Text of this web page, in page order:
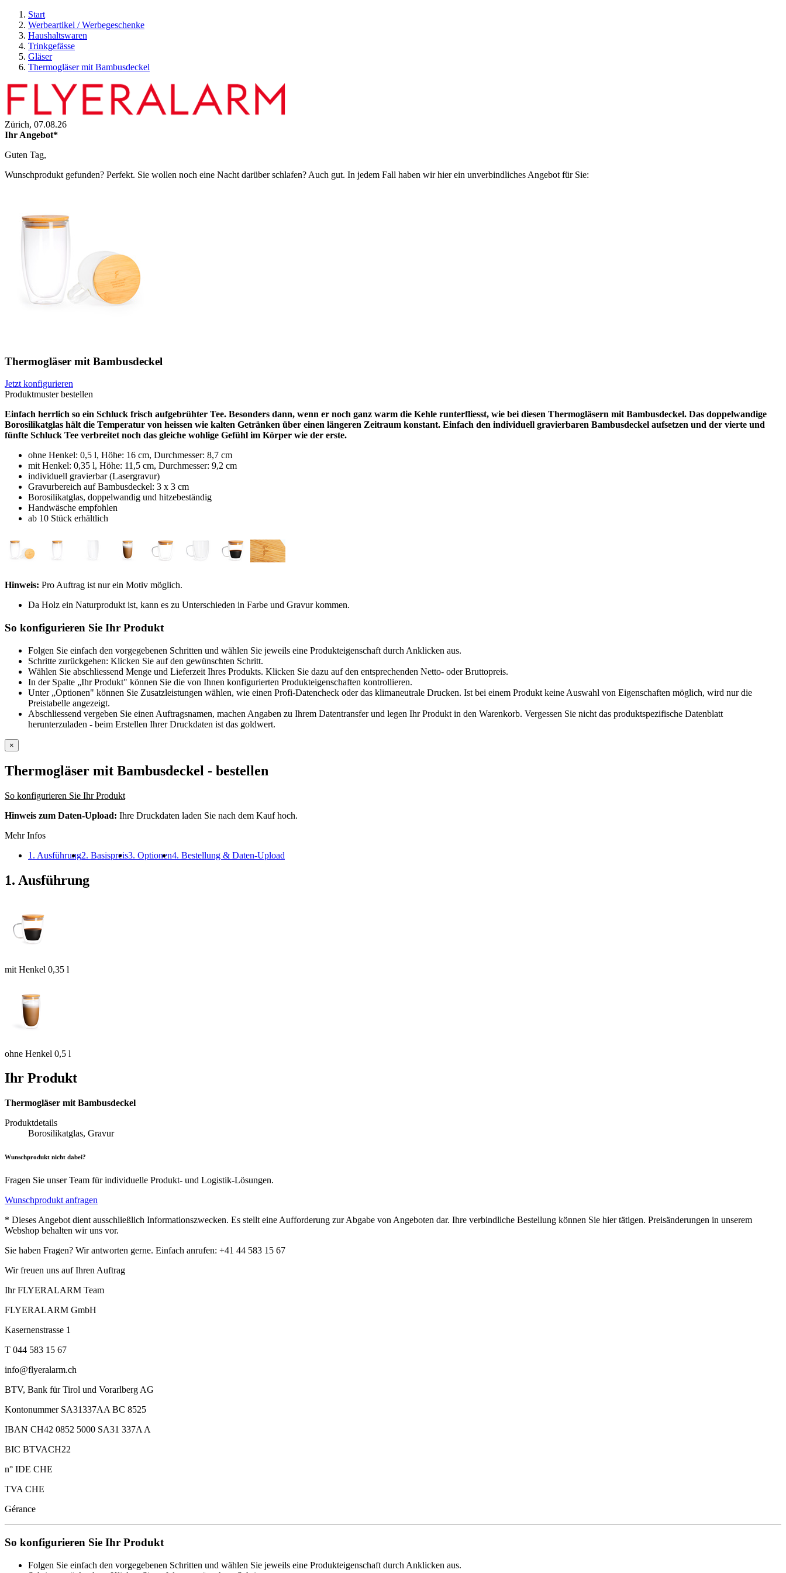
Start
Werbeartikel / Werbegeschenke
Haushaltswaren
Trinkgefässe
Gläser
Thermogläser mit Bambusdeckel
Zürich, 07.08.26
Ihr Angebot*
Guten Tag,
Wunschprodukt gefunden? Perfekt. Sie wollen noch eine Nacht darüber schlafen? Auch gut. In jedem Fall haben wir hier ein unverbindliches Angebot für Sie:
Thermogläser mit Bambusdeckel
Jetzt konfigurieren
Produktmuster bestellen
Einfach herrlich so ein Schluck frisch aufgebrühter Tee. Besonders dann, wenn er noch ganz warm die Kehle runterfliesst, wie bei diesen Thermogläsern mit Bambusdeckel. Das doppelwandige
Borosilikatglas hält die Temperatur von heissen wie kalten Getränken über einen längeren Zeitraum konstant. Einfach den individuell gravierbaren Bambusdeckel aufsetzen und der vierte und
fünfte Schluck Tee verbreitet noch das gleiche wohlige Gefühl im Körper wie der erste.
ohne Henkel: 0,5 l, Höhe: 16 cm, Durchmesser: 8,7 cm
mit Henkel: 0,35 l, Höhe: 11,5 cm, Durchmesser: 9,2 cm
individuell gravierbar (Lasergravur)
Gravurbereich auf Bambusdeckel: 3 x 3 cm
Borosilikatglas, doppelwandig und hitzebeständig
Handwäsche empfohlen
ab 10 Stück erhältlich
Hinweis: Pro Auftrag ist nur ein Motiv möglich.
Da Holz ein Naturprodukt ist, kann es zu Unterschieden in Farbe und Gravur kommen.
So konfigurieren Sie Ihr Produkt
Folgen Sie einfach den vorgegebenen Schritten und wählen Sie jeweils eine Produkteigenschaft durch Anklicken aus.
Schritte zurückgehen: Klicken Sie auf den gewünschten Schritt.
Wählen Sie abschliessend Menge und Lieferzeit Ihres Produkts. Klicken Sie dazu auf den entsprechenden Netto- oder Bruttopreis.
In der Spalte „Ihr Produkt" können Sie die von Ihnen konfigurierten Produkteigenschaften kontrollieren.
Unter „Optionen" können Sie Zusatzleistungen wählen, wie einen Profi-Datencheck oder das klimaneutrale Drucken. Ist bei einem Produkt keine Auswahl von Eigenschaften möglich, wird nur die
Preistabelle angezeigt.
Abschliessend vergeben Sie einen Auftragsnamen, machen Angaben zu Ihrem Datentransfer und legen Ihr Produkt in den Warenkorb. Vergessen Sie nicht das produktspezifische Datenblatt
herunterzuladen - beim Erstellen Ihrer Druckdaten ist das goldwert.
×
Thermogläser mit Bambusdeckel - bestellen
So konfigurieren Sie Ihr Produkt
Hinweis zum Daten-Upload: Ihre Druckdaten laden Sie nach dem Kauf hoch.
Mehr Infos
1. Ausführung2. Basispreis3. Optionen4. Bestellung & Daten-Upload
1. Ausführung
mit Henkel 0,35 l
ohne Henkel 0,5 l
Ihr Produkt
Thermogläser mit Bambusdeckel
Produktdetails
Borosilikatglas, Gravur
Wunschprodukt nicht dabei?
Fragen Sie unser Team für individuelle Produkt- und Logistik-Lösungen.
Wunschprodukt anfragen
* Dieses Angebot dient ausschließlich Informationszwecken. Es stellt eine Aufforderung zur Abgabe von Angeboten dar. Ihre verbindliche Bestellung können Sie hier tätigen. Preisänderungen in unserem
Webshop behalten wir uns vor.
Sie haben Fragen? Wir antworten gerne. Einfach anrufen: +41 44 583 15 67
Wir freuen uns auf Ihren Auftrag
Ihr FLYERALARM Team
FLYERALARM GmbH
Kasernenstrasse 1
T 044 583 15 67
info@flyeralarm.ch
BTV, Bank für Tirol und Vorarlberg AG
Kontonummer SA31337AA BC 8525
IBAN CH42 0852 5000 SA31 337A A
BIC BTVACH22
n° IDE CHE
TVA CHE
Gérance
So konfigurieren Sie Ihr Produkt
Folgen Sie einfach den vorgegebenen Schritten und wählen Sie jeweils eine Produkteigenschaft durch Anklicken aus.